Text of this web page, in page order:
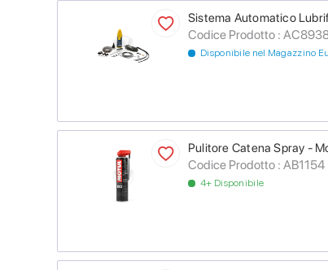
Sistema Automatico
Codice Prodotto :
Disponibile nel Magazzino
Pulitore Catena Spray -
Codice Prodotto : AB1154
4+ Disponibile